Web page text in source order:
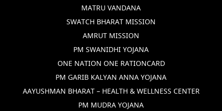
MATRU VANDANA
SWATCH BHARAT MISSION
AMRUT MISSION
PM SWANIDHI YOJANA
ONE NATION ONE RATIONCARD
PM GARIB KALYAN ANNA YOJANA
AAYUSHMAN BHARAT – HEALTH & WELLNESS CENTER
PM MUDRA YOJANA